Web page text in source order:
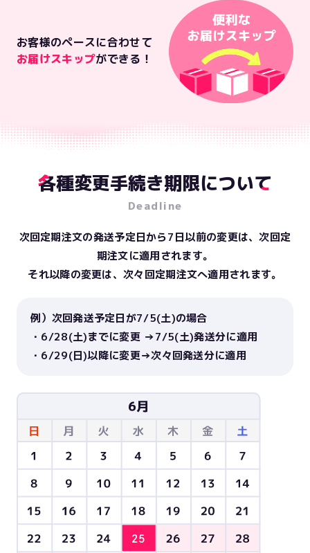
お客様のペースに合わせて
お届けスキップができる！
各種変更手続き期限について
Deadline
次回定期注文の発送予定日から7日以前の変更は、次回定
期注文に適用されます。
それ以降の変更は、次々回定期注文へ適用されます。
例）次回発送予定日が7/5(土)の場合
・6/28(土)までに変更 →7/5(土)発送分に適用
・6/29(日)以降に変更→次々回発送分に適用